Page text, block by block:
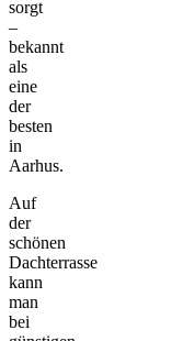
sorgt
–
bekannt
als
eine
der
besten
in
Aarhus.
Auf
der
schönen
Dachterrasse
kann
man
bei